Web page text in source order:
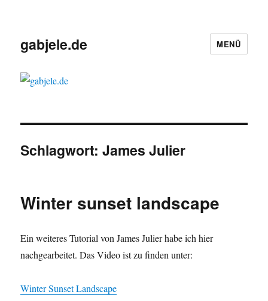
gabjele.de MENÜ
Schlagwort:James Julier
Winter sunset landscape
Ein weiteres Tutorial von James Julier habe ich hier
nachgearbeitet. Das Video ist zu finden unter:
Winter Sunset Landscape